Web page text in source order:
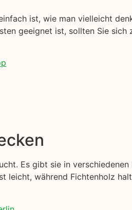
ist, wie man vielleicht
geeignet ist, sollten Sie sich
Es gibt sie in
während Fichtenholz